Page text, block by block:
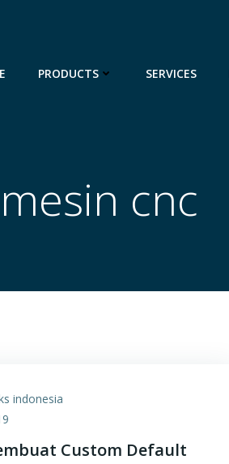
PRODUCTS SERVICES
cnc
indonesia
Custom Default